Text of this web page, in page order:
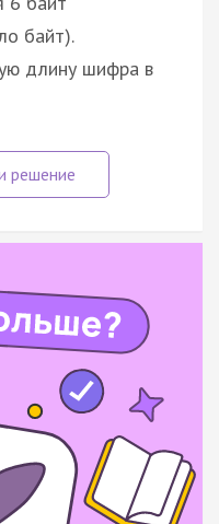
байт).
длину шифра в